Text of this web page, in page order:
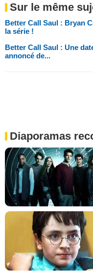
Sur le même
Better Call Saul : Bryan
la série !
Better Call Saul : Une
annoncé de...
Diaporamas